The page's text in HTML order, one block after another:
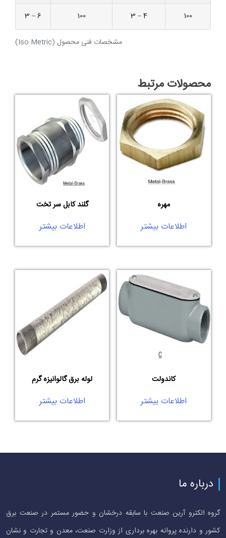
مشخصات فنی محصول (Iso Metric)
100
3 – 4
100
3 – 6
محصولات مرتبط
مهره
اطلاعات بیشتر
گلند کابل سر تخت
اطلاعات بیشتر
کاندولت
اطلاعات بیشتر
لوله برق گالوانیزه گرم
اطلاعات بیشتر
درباره ما
گروه الکترو آرین صنعت با سابقه درخشان و حضور مستمر در صنعت برق
کشور و دارنده پروانه بهره برداری از وزارت صنعت، معدن و تجارت و نشان